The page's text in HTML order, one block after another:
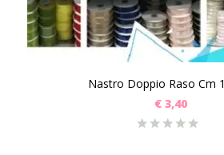
Nastro Doppio Raso Cm
€ 3,40